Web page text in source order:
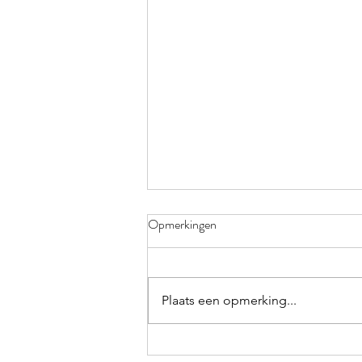
KLEURRIJK
Verdorie toch, weer vergeten!
volgende keer mijn knijper en
Opmerkingen
Plaats een opmerking...